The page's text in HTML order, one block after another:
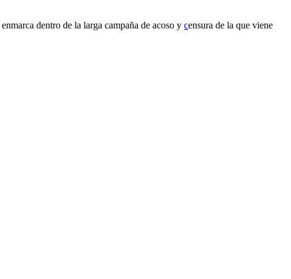
dentro de la larga campaña de acoso y censura de la que viene